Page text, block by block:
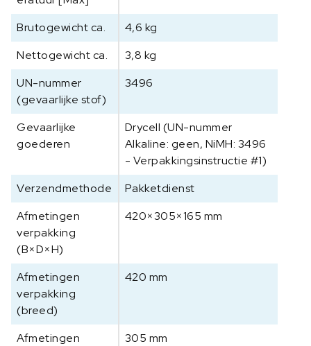
Brutogewicht ca.
4,6 kg
Nettogewicht ca.
3,8 kg
UN-nummer
(gevaarlijke stof)
3496
Gevaarlijke
goederen
Drycell (UN-nummer
Alkaline: geen, NiMH: 3496
- Verpakkingsinstructie #1)
Verzendmethode
Pakketdienst
Afmetingen
verpakking
(B×D×H)
420×305×165 mm
Afmetingen
verpakking
(breed)
420 mm
Afmetingen
305 mm